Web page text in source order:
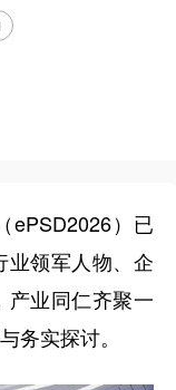
ePSD2026）已
业领军人物、企
产业同仁齐聚一
务实探讨。